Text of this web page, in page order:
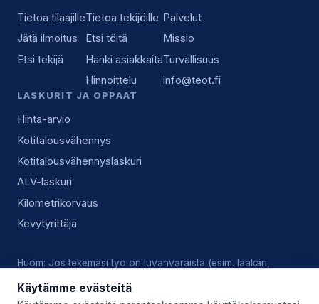
Tietoa tilaajille
Jätä ilmoitus
Etsi tekijä
Tietoa tekijöille
Etsi töitä
Hanki asiakkaita
Hinnoittelu
Palvelut
Missio
Turvallisuus
info@teot.fi
LASKURIT JA OPPAAT
Hinta-arvio
Kotitalousvähennys
Kotitalousvähennyslaskuri
ALV-laskuri
Kilometrikorvaus
Kevytyrittäjä
Huom: Jos tekemäsi työ on luvanvaraista (esim. lääkäri,
olevista luvista, pätevyyksistä ja alan käytännöistä.
Käytämme evästeitä